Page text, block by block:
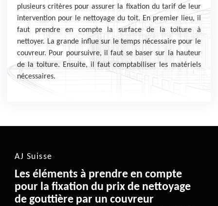
plusieurs critères pour assurer la fixation du tarif de leur
intervention pour le nettoyage du toit. En premier lieu, il
faut prendre en compte la surface de la toiture à
nettoyer. La grande influe sur le temps nécessaire pour le
couvreur. Pour poursuivre, il faut se baser sur la hauteur
de la toiture. Ensuite, il faut comptabiliser les matériels
nécessaires.
AJ Suisse
Les éléments à prendre en compte
pour la fixation du prix de nettoyage
de gouttière par un couvreur